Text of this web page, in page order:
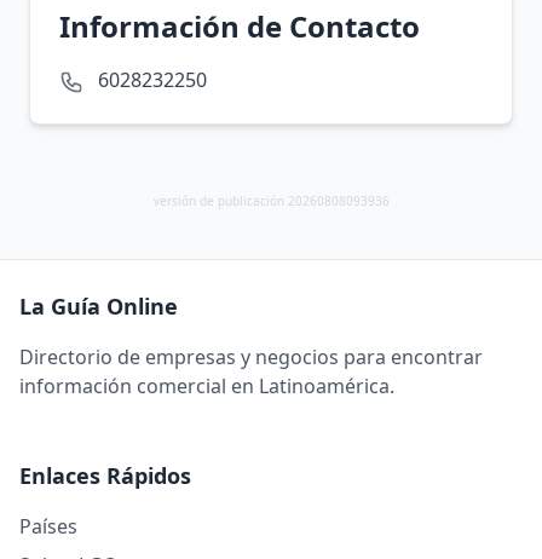
Información de Contacto
6028232250
versión de publicación 20260808093936
La Guía Online
Directorio de empresas y negocios para encontrar
información comercial en Latinoamérica.
Enlaces Rápidos
Países